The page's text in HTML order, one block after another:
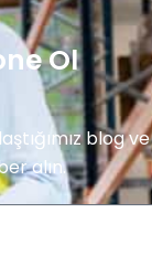
Ol
blog ve
alın.